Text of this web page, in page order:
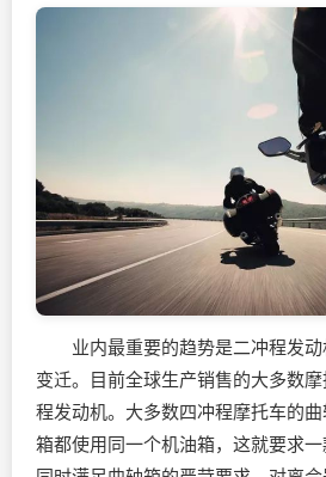
业内最重要的趋势是二冲程发动
变迁。目前全球生产销售的大多数
程发动机。大多数四冲程摩托车的
箱都使用同一个机油箱，这就要求